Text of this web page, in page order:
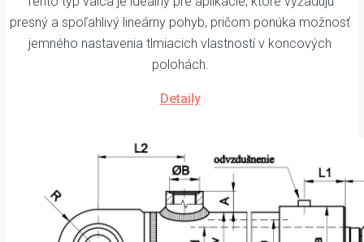
presný a spoľahlivý lineárny pohyb, pričom ponúka možnosť
jemného nastavenia tlmiacich vlastností v koncových
polohách.
Detaily